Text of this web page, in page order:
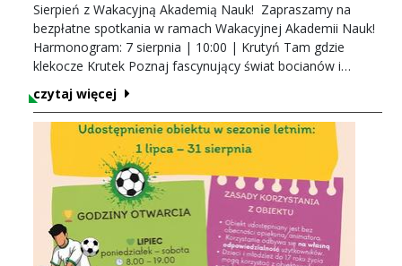
Sierpień z Wakacyjną Akademią Nauk! Zapraszamy na
bezpłatne spotkania w ramach Wakacyjnej Akademii Nauk!
Harmonogram: 7 sierpnia | 10:00 | Krutyń Tam gdzie
klekocze Krutek Poznaj fascynujący świat bocianów i
odkryj, dlaczego jeden z mazurskich bocianów stał się tak
rozpoznawalny. 14 sierpnia | 10:00 | Mikołajki Zabłąkani w
toni jeziora Zajrzyj do kropli wody i poznaj organizmy,
które mają ogromny wpływ na życie jezior. 21 sierpnia |
10:00 | Ruciane-Nida (Guzianka) | wiek 5+ Ryby bliżej ludzi
Dowiedz się, jak wygląda hodowla ryb i jak człowiek
wspiera rozwój gatunków zamieszkujących nasze jeziora i
rzeki. 28 sierpnia | 10:00 | Popielno | wiek 4+ Mały koń,
wielka historia Odwiedź hodowlę konika polskiego i poznaj
jednego z najcenniejszych symboli polskiej przyrody.
czytaj więcej